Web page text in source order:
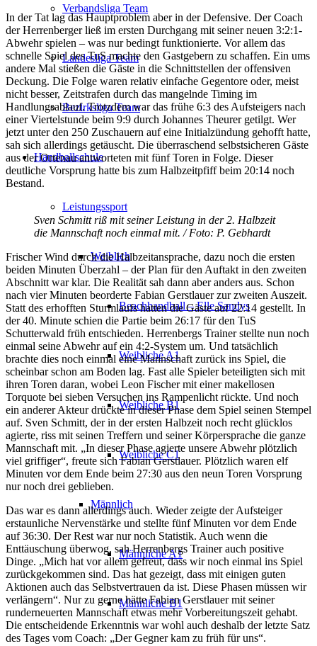
Verbandsliga Team
Landesliga Team
Bezirksliga Team
Handballschule
Leistungssport
Weiblich
Beachhandball – Elle Sandys
Weibliche A1
Weibliche B1
Weibliche C1
Männlich
Männliche A1
Männliche B1
In der Tat lag das Hauptproblem aber in der Defensive. Der Coach
der Herrenberger ließ im ersten Durchgang mit seiner neuen 3:2:1-
Abwehr spielen – was nur bedingt funktionierte. Vor allem das
schnelle Spiel des TuS machte den Gastgebern zu schaffen. Ein ums
andere Mal stießen die Gäste in die Schnittstellen der offensiven
Deckung. Die Folge waren relativ einfache Gegentore oder, meist
nicht besser, Zeitstrafen durch das mangelnde Timing im
Handlungsablauf. Trotzdem war das frühe 6:3 des Aufsteigers nach
einer Viertelstunde beim 9:9 durch Johannes Theurer getilgt. Wer
jetzt unter den 250 Zuschauern auf eine Initialzündung gehofft hatte,
sah sich allerdings getäuscht. Die überraschend selbstsicheren Gäste
aus der Ortenau antworteten mit fünf Toren in Folge. Dieser
deutliche Vorsprung hatte bis zum Halbzeitpfiff beim 20:14 noch
Bestand.
Sven Schmitt riß mit seiner Leistung in der 2. Halbzeit
die Mannschaft noch einmal mit. / Foto: P. Gebhardt
Frischer Wind durch die Halbzeitansprache, dazu noch die ersten
beiden Minuten Überzahl – der Plan für den Auftakt in den zweiten
Abschnitt war klar. Die Realität sah dann aber anders aus. Schon
nach vier Minuten beorderte Fabian Gerstlauer zur zweiten Auszeit.
Statt des erhofften Sturmlaufs hatten die Gäste auf 22:14 gestellt. In
der 40. Minute schien die Partie beim 26:17 für den TuS
Schutterwald früh entschieden. Herrenbergs Trainer stellte nun noch
einmal seine Abwehr auf ein 4:2-System um. Und tatsächlich
brachte dies noch einmal eine Mannschaft zurück ins Spiel, die
scheinbar schon am Boden lag. Fast alle Spieler beteiligten sich mit
ihren Toren daran, wobei Leon Fischer mit einer makellosen
Torquote bei sieben Versuchen ins Rampenlicht rückte. Und noch
ein anderer Akteur drückte in dieser Phase dem Spiel seinen Stempel
auf. Sven Schmitt, der in der ersten Halbzeit noch recht glücklos
agierte, riss mit seinen Treffern und seiner Körpersprache die ganze
Mannschaft mit. „In dieser Phase agierte unsere Abwehr plötzlich
viel griffiger“, freute sich Fabian Gerstlauer. Plötzlich waren elf
Minuten vor dem Ende beim 27:30 aus den neun Toren Vorsprung
nur noch drei geblieben.
Das war es dann allerdings auch. Wieder zeigte der Aufsteiger
erstaunliche Nervenstärke und stellte fünf Minuten vor dem Ende
auf 36:30. Der Rest war nur noch Statistik. Auch wenn die
Enttäuschung überwog, sah Herrenbergs Trainer auch positive
Dinge. „Mich hat vor allem gefreut, dass wir noch einmal ins Spiel
zurückgekommen sind. Das hat gezeigt, dass mit einigen guten
Aktionen auch das Selbstvertrauen da ist. Diese Phasen müssen wir
verlängern“. Nur zu gerne hätte Fabian Gerstlauer mit seiner
runderneuerten Mannschaft etwas mehr Vorbereitungszeit gehabt.
Die entscheidende Erkenntnis war wohl auch deshalb der letzte Satz
des Tages vom Coach: „Der Gegner kam zu früh für uns“.